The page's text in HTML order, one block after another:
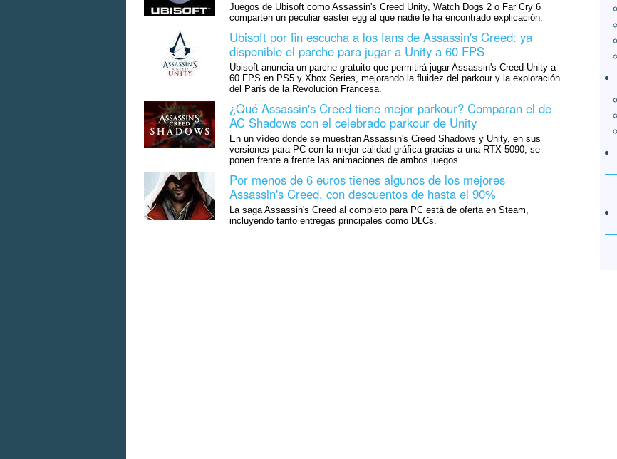
Juegos de Ubisoft como Assassin's Creed Unity, Watch Dogs 2 o Far Cry 6
comparten un peculiar easter egg al que nadie le ha encontrado explicación.
Ubisoft por fin escucha a los fans de Assassin's Creed: ya
disponible el parche para jugar a Unity a 60 FPS
Ubisoft anuncia un parche gratuito que permitirá jugar Assassin's Creed Unity a
60 FPS en PS5 y Xbox Series, mejorando la fluidez del parkour y la exploración
del París de la Revolución Francesa.
¿Qué Assassin's Creed tiene mejor parkour? Comparan el de
AC Shadows con el celebrado parkour de Unity
En un vídeo donde se muestran Assassin's Creed Shadows y Unity, en sus
versiones para PC con la mejor calidad gráfica gracias a una RTX 5090, se
ponen frente a frente las animaciones de ambos juegos.
Por menos de 6 euros tienes algunos de los mejores
Assassin's Creed, con descuentos de hasta el 90%
La saga Assassin's Creed al completo para PC está de oferta en Steam,
incluyendo tanto entregas principales como DLCs.